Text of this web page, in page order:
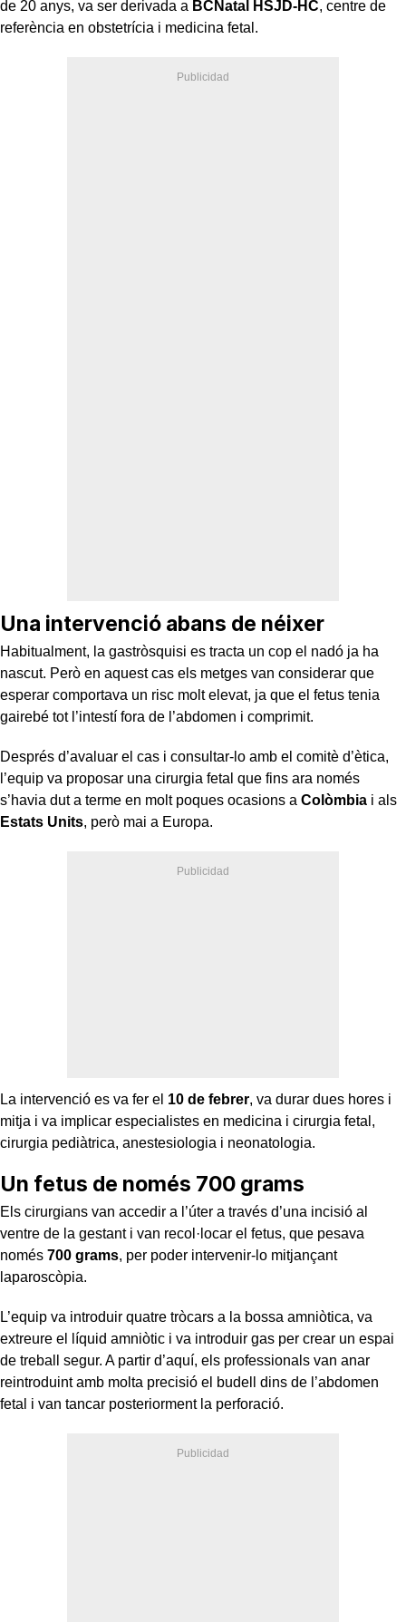
de 20 anys, va ser derivada a BCNatal HSJD-HC, centre de
referència en obstetrícia i medicina fetal.
Una intervenció abans de néixer
Habitualment, la gastròsquisi es tracta un cop el nadó ja ha
nascut. Però en aquest cas els metges van considerar que
esperar comportava un risc molt elevat, ja que el fetus tenia
gairebé tot l’intestí fora de l’abdomen i comprimit.
Després d’avaluar el cas i consultar-lo amb el comitè d’ètica,
l’equip va proposar una cirurgia fetal que fins ara només
s’havia dut a terme en molt poques ocasions a Colòmbia i als
Estats Units, però mai a Europa.
La intervenció es va fer el 10 de febrer, va durar dues hores i
mitja i va implicar especialistes en medicina i cirurgia fetal,
cirurgia pediàtrica, anestesiologia i neonatologia.
Un fetus de només 700 grams
Els cirurgians van accedir a l’úter a través d’una incisió al
ventre de la gestant i van recol·locar el fetus, que pesava
només 700 grams, per poder intervenir-lo mitjançant
laparoscòpia.
L’equip va introduir quatre tròcars a la bossa amniòtica, va
extreure el líquid amniòtic i va introduir gas per crear un espai
de treball segur. A partir d’aquí, els professionals van anar
reintroduint amb molta precisió el budell dins de l’abdomen
fetal i van tancar posteriorment la perforació.